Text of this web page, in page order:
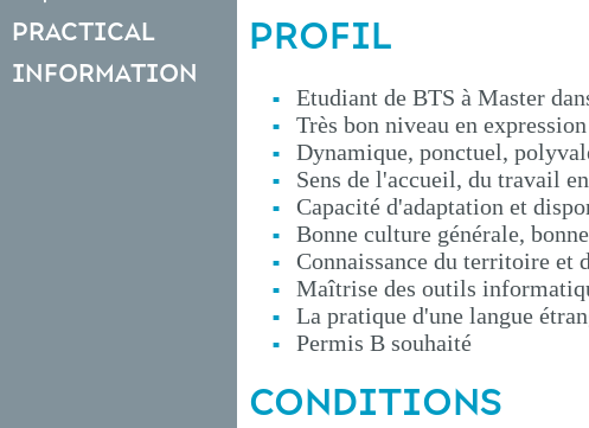
Practical
information
PROFIL
Etudiant de BTS à Master
Très bon niveau en
Dynamique, ponctuel,
Sens de l'accueil, du travail
Capacité d'adaptation et
Bonne culture générale,
Connaissance du territoire
Maîtrise des outils
La pratique d'une langue
Permis B souhaité
CONDITIONS